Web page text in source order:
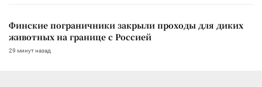
Финские пограничники закрыли проходы для диких
животных на границе с Россией
29 минут назад